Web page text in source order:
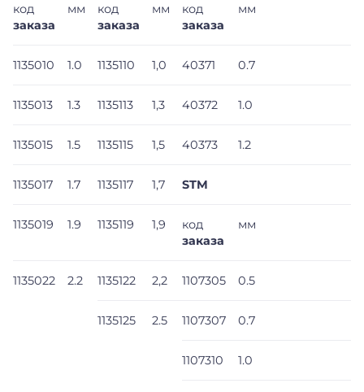
код
заказа
мм
код
заказа
мм
код
заказа
мм
1135010 1.0 1135110 1,0 40371 0.7
1135013 1.3 1135113 1,3 40372 1.0
1135015 1.5 1135115 1,5 40373 1.2
1135017 1.7 1135117 1,7 STM
1135019 1.9 1135119 1,9
код
заказа
мм
1135022 2.2 1135122 2,2 1107305 0.5
1135125 2.5 1107307 0.7
1107310 1.0